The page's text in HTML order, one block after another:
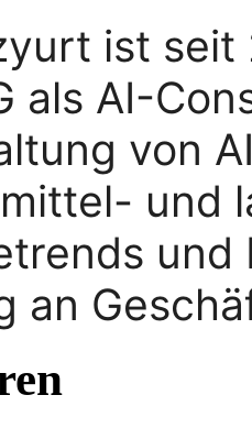
ist
als AI-
von
und
an